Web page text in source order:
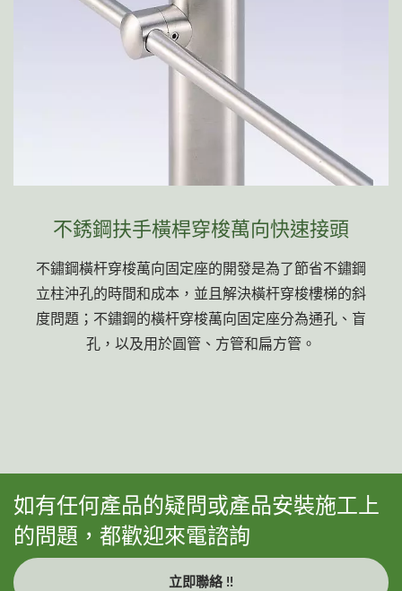
不銹鋼扶手橫桿穿梭萬向快速接頭
不鏽鋼橫杆穿梭萬向固定座的開發是為了節省不鏽鋼
立柱沖孔的時間和成本，並且解決橫杆穿梭樓梯的斜
度問題；不鏽鋼的橫杆穿梭萬向固定座分為通孔、盲
孔，以及用於圓管、方管和扁方管。
如有任何產品的疑問或產品安裝施工上
的問題，都歡迎來電諮詢
立即聯絡 !!